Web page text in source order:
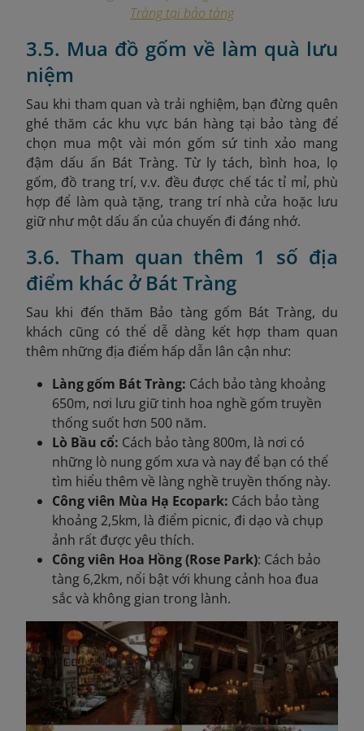
Tràng tại bảo tàng
3.5. Mua đồ gốm về làm quà lưu
niệm
Sau khi tham quan và trải nghiệm, bạn đừng quên
ghé thăm các khu vực bán hàng tại bảo tàng để
chọn mua một vài món gốm sứ tinh xảo mang
đậm dấu ấn Bát Tràng. Từ ly tách, bình hoa, lọ
gốm, đồ trang trí, v.v. đều được chế tác tỉ mỉ, phù
hợp để làm quà tặng, trang trí nhà cửa hoặc lưu
giữ như một dấu ấn của chuyến đi đáng nhớ.
3.6. Tham quan thêm 1 số địa
điểm khác ở Bát Tràng
Sau khi đến thăm Bảo tàng gốm Bát Tràng, du
khách cũng có thể dễ dàng kết hợp tham quan
thêm những địa điểm hấp dẫn lân cận như:
Làng gốm Bát Tràng: Cách bảo tàng khoảng
650m, nơi lưu giữ tinh hoa nghề gốm truyền
thống suốt hơn 500 năm.
Lò Bầu cổ: Cách bảo tàng 800m, là nơi có
những lò nung gốm xưa và nay để bạn có thể
tìm hiểu thêm về làng nghề truyền thống này.
Công viên Mùa Hạ Ecopark: Cách bảo tàng
khoảng 2,5km, là điểm picnic, đi dạo và chụp
ảnh rất được yêu thích.
Công viên Hoa Hồng (Rose Park): Cách bảo
tàng 6,2km, nổi bật với khung cảnh hoa đua
sắc và không gian trong lành.